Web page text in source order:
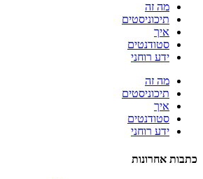
מה זה
תיכוניסטים
איך
סטודנטים
ידע רוחני
מה זה
תיכוניסטים
איך
סטודנטים
ידע רוחני
כתבות אחרונות